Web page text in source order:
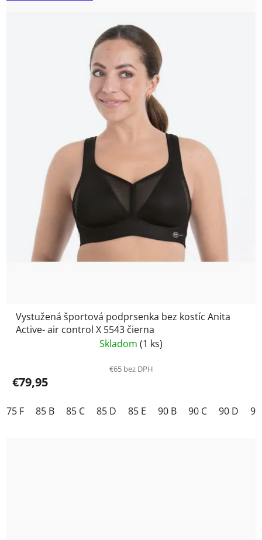
Vystužená športová podprsenka bez kostíc Anita
Active- air control X 5543 čierna
Skladom (1 ks)
€65 bez DPH
€79,95
75 F 85 B 85 C 85 D 85 E 90 B 90 C 90 D